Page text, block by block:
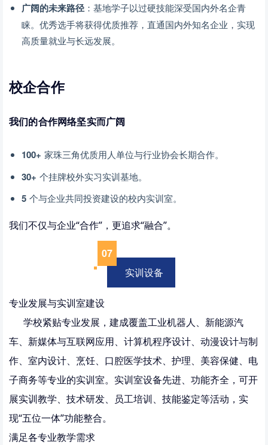
广阔的未来路径 ：基地学子以过硬技能深受国内外名企青
睐。优秀选手将获得优质推荐，直通国内外知名企业，实现
高质量就业与长远发展。
校企合作
我们的合作网络坚实而广阔
100+ 家珠三角优质用人单位与行业协会长期合作。
30+ 个挂牌校外实习实训基地。
5 个与企业共同投资建设的校内实训室。
我们不仅与企业“合作”，更追求“融合”。
07
实训设备
专业发展与实训室建设
学校紧贴专业发展，建成覆盖工业机器人、新能源汽
车、新媒体与互联网应用、计算机程序设计、动漫设计与制
作、室内设计、烹饪、口腔医学技术、护理、美容保健、电
子商务等专业的实训室。实训室设备先进、功能齐全，可开
展实训教学、技术研发、员工培训、技能鉴定等活动，实
现“五位一体”功能整合。
满足各专业教学需求